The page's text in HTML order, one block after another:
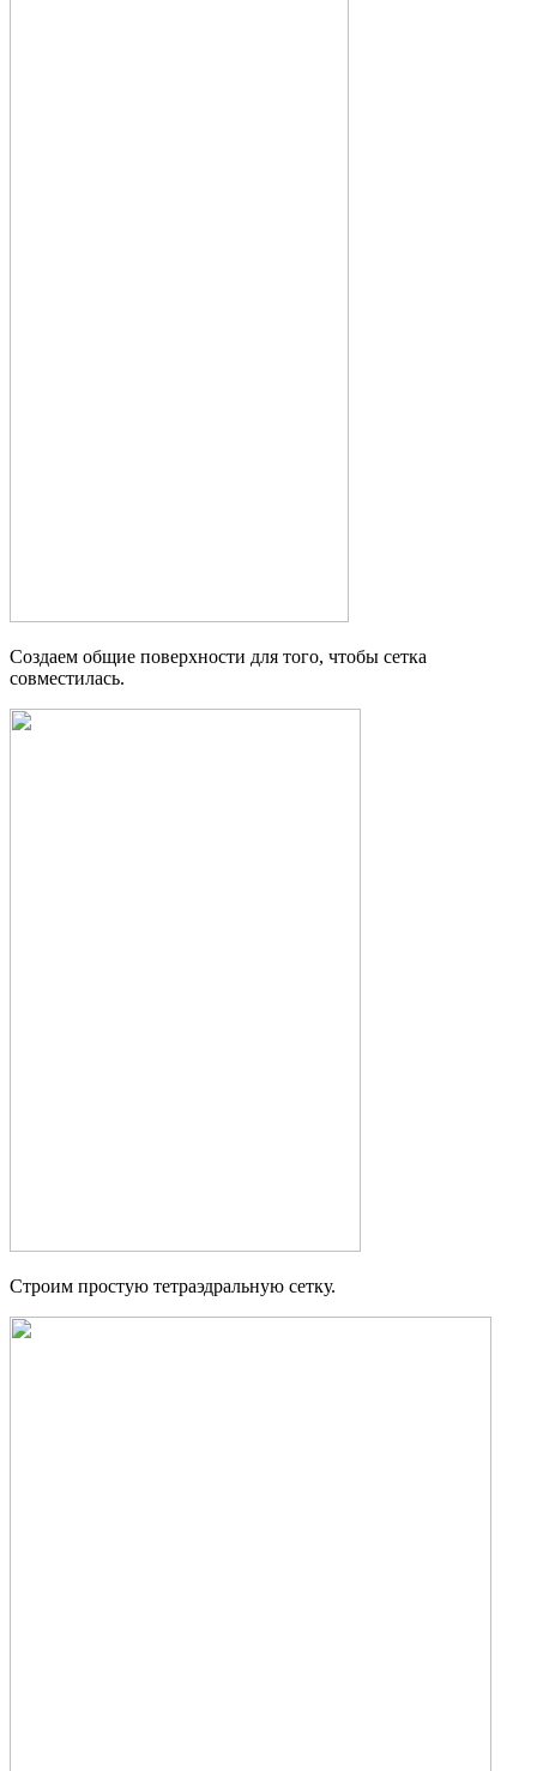
Создаем общие поверхности для того, чтобы сетка
совместилась.
Строим простую тетраэдральную сетку.